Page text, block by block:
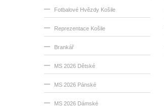
Fotbalové Hvězdy Košile
Reprezentace Košile
Brankář
MS 2026 Dětské
MS 2026 Pánské
MS 2026 Dámské